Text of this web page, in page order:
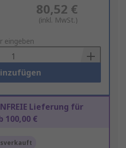
80,52 €
(inkl. MwSt.)
eingeben
Lieferung für
100,00 €